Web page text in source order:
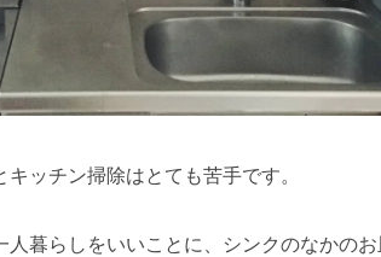
ッチン掃除はとても苦手です。
人暮らしをいいことに、シンクのなかの